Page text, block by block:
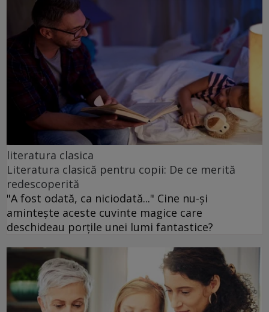
literatura clasica
Literatura clasică pentru copii: De ce merită
redescoperită
"A fost odată, ca niciodată..." Cine nu-și
amintește aceste cuvinte magice care
deschideau porțile unei lumi fantastice?